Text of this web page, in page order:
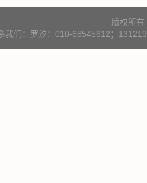
版权所
我们：罗汐：010-68545612；